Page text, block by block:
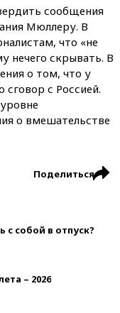
сообщения
Мюллеру. В
что «не
нечего скрывать. В
о том, что у
сговор с Россией.
о вмешательстве
Поделиться
собой в отпуск?
– 2026